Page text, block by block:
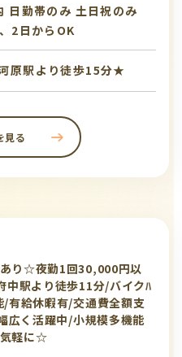
日勤帯のみ 土日祝のみ
2日からOK
原駅より徒歩15分★
見る
り☆夜勤1回30,000円以
中駅より徒歩11分/バイクﾊ
有給休暇有/交通費全額支
広く活躍中/小規模多機能
軽に☆